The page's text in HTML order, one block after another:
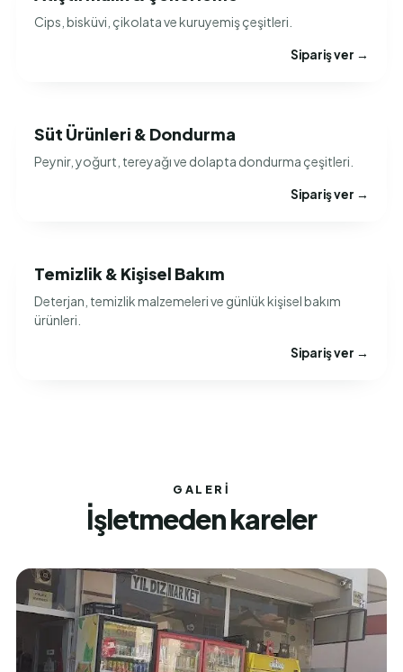
Cips, bisküvi, çikolata ve kuruyemiş çeşitleri.
Sipariş ver →
Süt Ürünleri & Dondurma
Peynir, yoğurt, tereyağı ve dolapta dondurma çeşitleri.
Sipariş ver →
Temizlik & Kişisel Bakım
Deterjan, temizlik malzemeleri ve günlük kişisel bakım
ürünleri.
Sipariş ver →
GALERI
İşletmeden kareler